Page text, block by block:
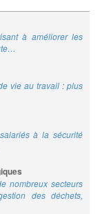
à améliorer les
vie au travail : plus
à la sécurité
nombreux secteurs
des déchets,